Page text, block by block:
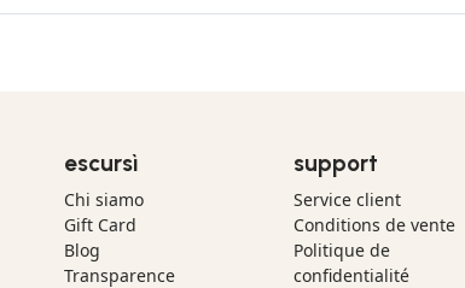
escursì
Chi siamo
Gift Card
Blog
Transparence
support
Service client
Conditions de vente
Politique de
confidentialité